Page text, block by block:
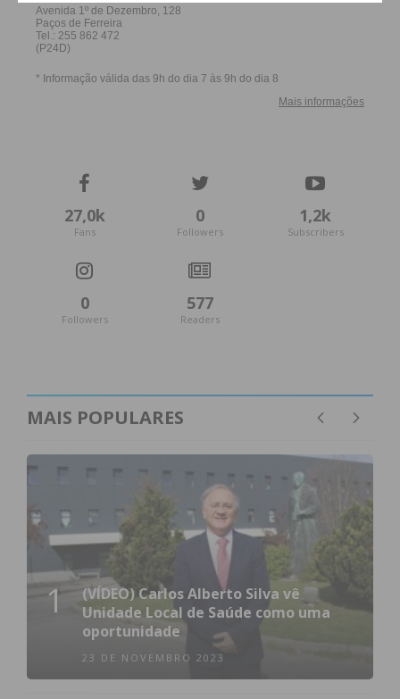
27,0k
Fans
0
Followers
1,2k
Subscribers
0
Followers
577
Readers
MAIS POPULARES
1
(VÍDEO) Carlos Alberto Silva vê
Unidade Local de Saúde como uma
oportunidade
23 DE NOVEMBRO 2023